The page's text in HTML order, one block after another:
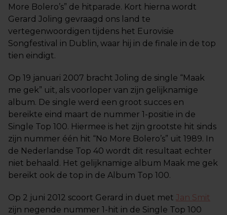
More Bolero’s” de hitparade. Kort hierna wordt
Gerard Joling gevraagd ons land te
vertegenwoordigen tijdens het Eurovisie
Songfestival in Dublin, waar hij in de finale in de top
tien eindigt.
Op 19 januari 2007 bracht Joling de single “Maak
me gek” uit, als voorloper van zijn gelijknamige
album. De single werd een groot succes en
bereikte eind maart de nummer 1-positie in de
Single Top 100. Hiermee is het zijn grootste hit sinds
zijn nummer één hit “No More Bolero’s” uit 1989. In
de Nederlandse Top 40 wordt dit resultaat echter
niet behaald. Het gelijknamige album Maak me gek
bereikt ook de top in de Album Top 100.
Op 2 juni 2012 scoort Gerard in duet met Jan Smit
zijn negende nummer 1-hit in de Single Top 100